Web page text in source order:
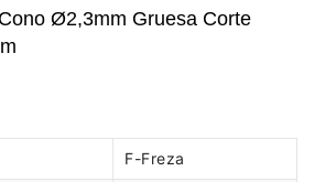
Ø2,3mm Gruesa Corte
F-Freza